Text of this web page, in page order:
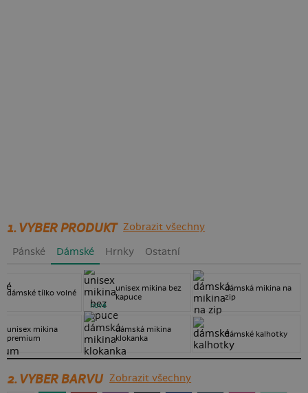
1. VYBER PRODUKT Zobrazit všechny
Pánské Dámské Hrnky Ostatní
dámské tílko volné
unisex mikina
premium
unisex mikina bez
kapuce
nové
dámská mikina
klokanka
dámská mikina na
zip
dámské kalhotky
2. VYBER BARVU Zobrazit všechny